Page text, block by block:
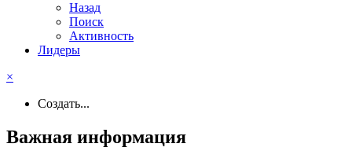
Назад
Поиск
Активность
Лидеры
×
Создать...
Важная информация